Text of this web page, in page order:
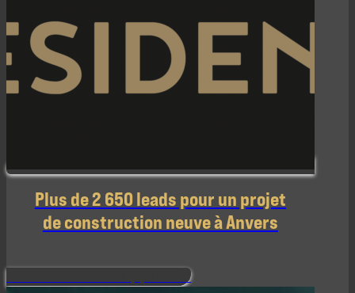
Plus de 2 650 leads pour un projet
de construction neuve à Anvers
Découvrir notre approche